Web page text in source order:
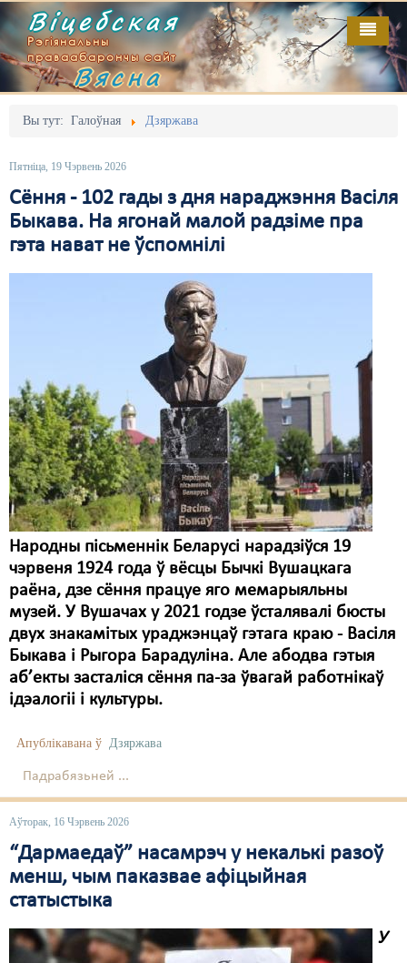
Віцебская
Рэгіянальны
праваабарончы сайт
Вясна
Вы тут: Галоўная Дзяржава
Пятніца, 19 Чэрвень 2026
Сёння - 102 гады з дня нараджэння Васіля
Быкава. На ягонай малой радзіме пра
гэта нават не ўспомнілі
Народны пісьменнік Беларусі нарадзіўся 19
чэрвеня 1924 года ў вёсцы Бычкі Вушацкага
раёна, дзе сёння працуе яго мемарыяльны
музей. У Вушачах у 2021 годзе ўсталявалі бюсты
двух знакамітых ураджэнцаў гэтага краю - Васіля
Быкава і Рыгора Барадуліна. Але абодва гэтыя
аб’екты засталіся сёння па-за ўвагай работнікаў
ідэалогіі і культуры.
Апублікавана ў Дзяржава
Падрабязьней ...
Аўторак, 16 Чэрвень 2026
“Дармаедаў” насамрэч у некалькі разоў
менш, чым паказвае афіцыйная
статыстыка
У
Галоўная
Адміністрацыйны перасьлед
Безбар'ернае асяродзьдзе
Выбары
Карная псыхіятрыя
КПЧ ААН
Культурныя правы
ЛПП
Мігранты
Мірныя сходы
Палітвязьні
Праваабаронцы
Правы дзіцяці
Пэнітэнцыярная сыстэма
Распальваньне варожасьці
Свабода слова
Свабода сумленьня
Сьмяротнае пакараньне
Выданьні
Кантакт
Пра нас